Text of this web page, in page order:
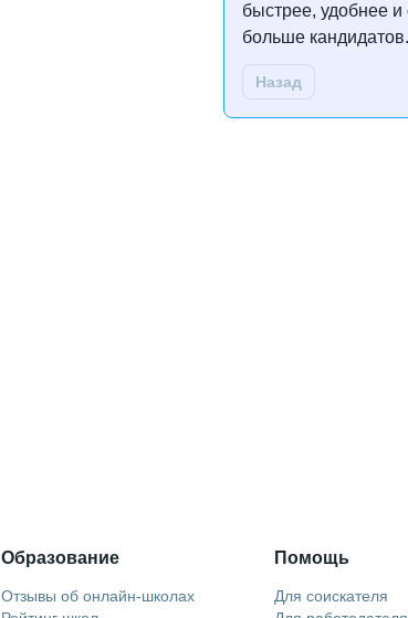
быстрее, удобнее и
больше кандидатов.
Назад
Образование
Отзывы об онлайн-школах
Помощь
Для соискателя